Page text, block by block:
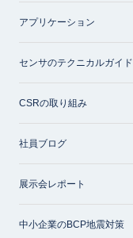
アプリケーション
センサのテクニカルガイド
CSRの取り組み
社員ブログ
展示会レポート
中小企業のBCP地震対策